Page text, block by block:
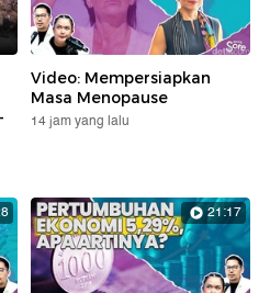
Video: Mempersiapkan
Masa Menopause
14 jam yang lalu
21:17